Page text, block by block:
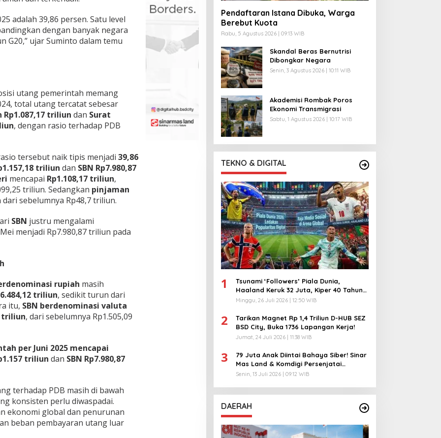
adalah 39,86 persen. Satu level
dengan banyak negara
G20,” ujar Suminto dalam temu
utang pemerintah memang
total utang tercatat sebesar
triliun dan Surat
, dengan rasio terhadap PDB
tersebut naik tipis menjadi 39,86
triliun dan SBN Rp7.980,87
mencapai Rp1.108,17 triliun,
triliun. Sedangkan pinjaman
dari sebelumnya Rp48,7 triliun.
SBN justru mengalami
menjadi Rp7.980,87 triliun pada
rupiah masih
triliun, sedikit turun dari
itu, SBN berdenominasi valuta
triliun, dari sebelumnya Rp1.505,09
per Juni 2025 mencapai
triliun dan SBN Rp7.980,87
terhadap PDB masih di bawah
konsisten perlu diwaspadai.
ekonomi global dan penurunan
beban pembayaran utang luar
Pendaftaran Istana Dibuka, Warga
Berebut Kuota
Rabu, 5 Agustus 2026 | 09:13 WIB
Skandal Beras Bernutrisi
Dibongkar Negara
Senin, 3 Agustus 2026 | 10:11 WIB
Akademisi Rombak Poros
Ekonomi Transmigrasi
Sabtu, 1 Agustus 2026 | 10:17 WIB
TEKNO & DIGITAL
1
Tsunami ‘Followers’ Piala Dunia,
Haaland Keruk 32 Juta, Kiper 40 Tahun
Bikin Geger!
Minggu, 26 Juli 2026 | 12:50 WIB
2
Tarikan Magnet Rp 1,4 Triliun D-HUB SEZ
BSD City, Buka 1736 Lapangan Kerja!
Jumat, 24 Juli 2026 | 11:38 WIB
3
79 Juta Anak Diintai Bahaya Siber! Sinar
Mas Land & Komdigi Persenjatai
Ratusan Guru!
Senin, 13 Juli 2026 | 09:12 WIB
DAERAH